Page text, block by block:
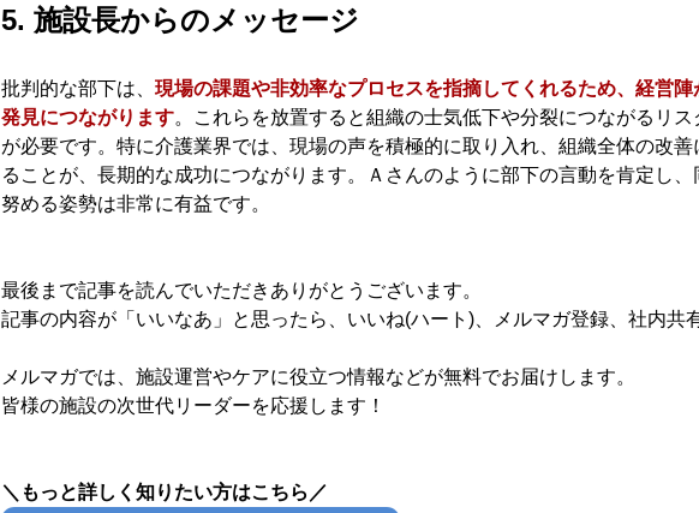
5. 施設長からのメッセージ
批判的な部下は、 現場の課題や非効率なプロセスを指摘してくれるため、経営
発見につながります。これらを放置すると組織の士気低下や分裂につながるリ
が必要です。特に介護業界では、現場の声を積極的に取り入れ、組織全体の改
ることが、長期的な成功につながります。Ａさんのように部下の言動を肯定し
努める姿勢は非常に有益です。
最後まで記事を読んでいただきありがとうございます。
記事の内容が「いいなあ」と思ったら、いいね(ハート)、メルマガ登録、社内共
メルマガでは、施設運営やケアに役立つ情報などが無料でお届けします。
皆様の施設の次世代リーダーを応援します！
＼もっと詳しく知りたい方はこちら／